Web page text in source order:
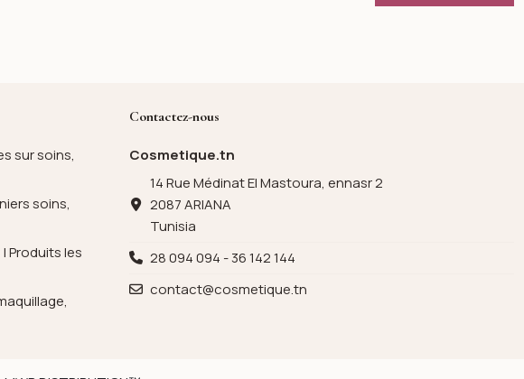
sur soins,
soins,
Produits les
Contactez-nous
Cosmetique.tn
14 Rue Médinat El Mastoura, ennasr 2
2087 ARIANA
Tunisia
28 094 094 - 36 142 144
contact@cosmetique.tn